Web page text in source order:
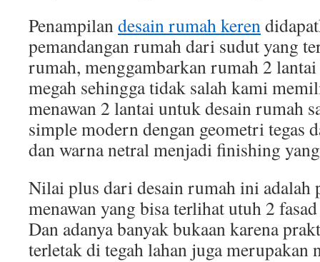
Penampilandesain rumah keren
pemandangan rumah dari sudut yang
rumah, menggambarkan rumah 2
megah sehingga tidak salah kami
menawan 2 lantai untuk desain rumah
simple modern dengan geometri tegas
dan warna netral menjadi finishing
Nilai plus dari desain rumah ini adalah
menawan yang bisa terlihat utuh 2
Dan adanya banyak bukaan karena
terletak di tegah lahan juga merupakan